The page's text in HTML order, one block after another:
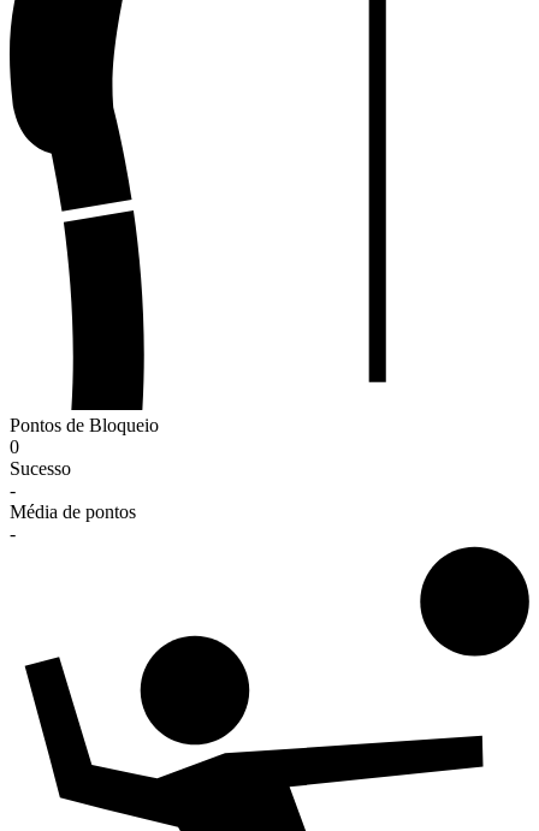
Pontos de Bloqueio
0
Sucesso
-
Média de pontos
-